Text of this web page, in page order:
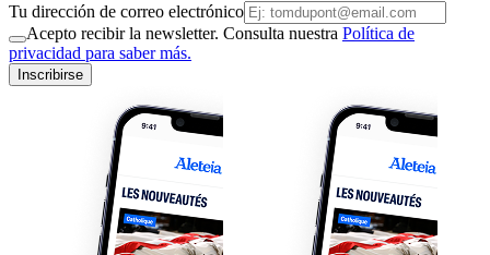
Tu dirección de correo electrónico
Acepto recibir la newsletter. Consulta nuestra Política de
privacidad para saber más.
Inscribirse